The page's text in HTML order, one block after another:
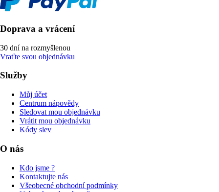
Doprava a vrácení
30 dní na rozmyšlenou
Vraťte svou objednávku
Služby
Můj účet
Centrum nápovědy
Sledovat mou objednávku
Vrátit mou objednávku
Kódy slev
O nás
Kdo jsme ?
Kontaktujte nás
Všeobecné obchodní podmínky